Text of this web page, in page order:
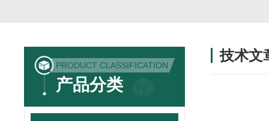
技术文
PRODUCT CLASSIFICATION
产品分类